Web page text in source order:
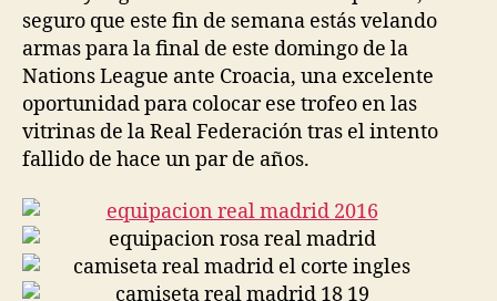
seguro que este fin de semana estás velando
armas para la final de este domingo de la
Nations League ante Croacia, una excelente
oportunidad para colocar ese trofeo en las
vitrinas de la Real Federación tras el intento
fallido de hace un par de años.